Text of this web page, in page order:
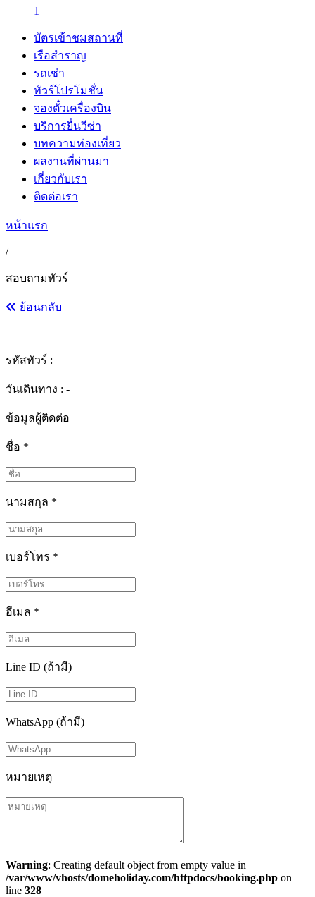
1
บัตรเข้าชมสถานที่
เรือสำราญ
รถเช่า
ทัวร์โปรโมชั่น
จองตั๋วเครื่องบิน
บริการยื่นวีซ่า
บทความท่องเที่ยว
ผลงานที่ผ่านมา
เกี่ยวกับเรา
ติดต่อเรา
หน้าแรก
/
สอบถามทัวร์
ย้อนกลับ
รหัสทัวร์ :
วันเดินทาง : -
ข้อมูลผู้ติดต่อ
ชื่อ *
นามสกุล *
เบอร์โทร *
อีเมล *
Line ID (ถ้ามี)
WhatsApp (ถ้ามี)
หมายเหตุ
Warning: Creating default object from empty value in
/var/www/vhosts/domeholiday.com/httpdocs/booking.php on
line 328